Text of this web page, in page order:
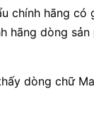
chính hãng có
hãng dòng
dòng chữ